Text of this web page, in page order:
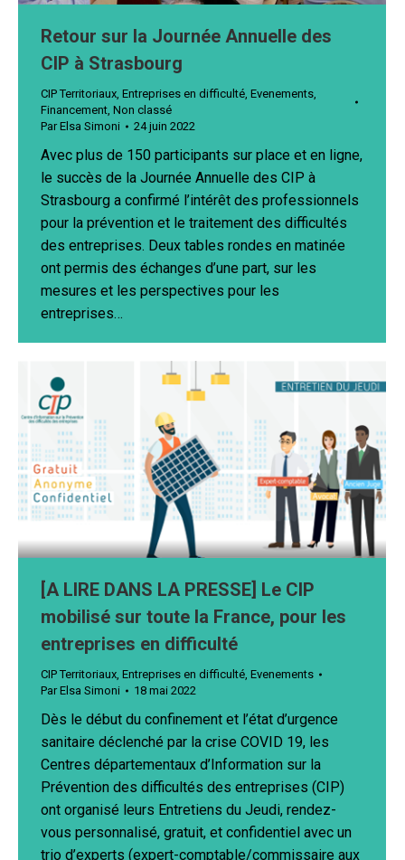
Retour sur la Journée Annuelle des
CIP à Strasbourg
CIP Territoriaux, Entreprises en difficulté, Evenements,
Financement, Non classé
ParElsa Simoni 24 juin 2022
Avec plus de 150 participants sur place et en ligne,
le succès de la Journée Annuelle des CIP à
Strasbourg a confirmé l’intérêt des professionnels
pour la prévention et le traitement des difficultés
des entreprises. Deux tables rondes en matinée
ont permis des échanges d’une part, sur les
mesures et les perspectives pour les
entreprises…
[A LIRE DANS LA PRESSE] Le CIP
mobilisé sur toute la France, pour les
entreprises en difficulté
CIP Territoriaux, Entreprises en difficulté, Evenements
ParElsa Simoni 18 mai 2022
Dès le début du confinement et l’état d’urgence
sanitaire déclenché par la crise COVID 19, les
Centres départementaux d’Information sur la
Prévention des difficultés des entreprises (CIP)
ont organisé leurs Entretiens du Jeudi, rendez-
vous personnalisé, gratuit, et confidentiel avec un
trio d’experts (expert-comptable/commissaire aux